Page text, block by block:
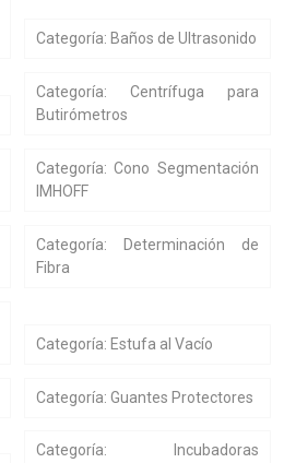
Categoría: Baños de Ultrasonido
Categoría: Centrífuga para
Butirómetros
Categoría: Cono Segmentación
IMHOFF
Categoría: Determinación de
Fibra
Categoría: Estufa al Vacío
Categoría: Guantes Protectores
Categoría: Incubadoras